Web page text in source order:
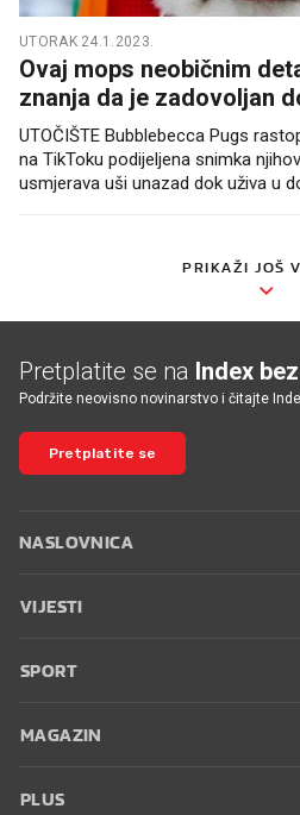
UTORAK 24.1.2023.
Ovaj mops neobičnim
znanja da je zadovoljan
UTOČIŠTE Bubblebecca Pugs
na TikToku podijeljena snimka
usmjerava uši unazad dok uživa u
PRIKAŽI JOŠ
Pretplatite se na Index
Podržite neovisno novinarstvo i čitajte
Pretplatite se
NASLOVNICA
VIJESTI
SPORT
MAGAZIN
PLUS